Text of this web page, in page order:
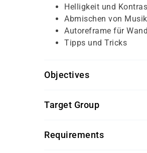
Helligkeit und
Abmischen von
Autoreframe für
Tipps und Tricks
Objectives
Grundkenntnisse in
Target Group
Requirements